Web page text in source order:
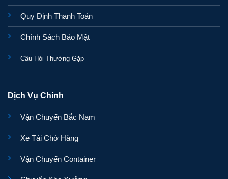
Quy Định Thanh Toán
Chính Sách Bảo Mật
Câu Hỏi Thường Gặp
Dịch Vụ Chính
Vận Chuyển Bắc Nam
Xe Tải Chở Hàng
Vận Chuyển Container